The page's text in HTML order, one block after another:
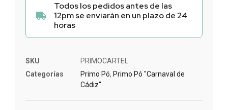
Todos los pedidos antes de las
12pm se enviarán en un plazo de 24
horas
SKU
PRIMOCARTEL
Categorías
Primo Pó, Primo Pó "Carnaval de
Cádiz"